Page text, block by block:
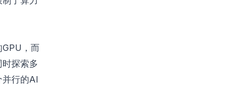
，而
探索多
并行的AI